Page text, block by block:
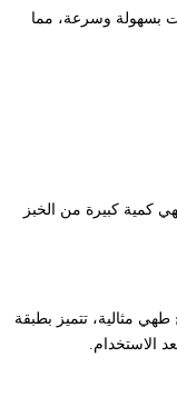
بسهولة وسرعة، مما
40 سم يسمح بطهي كمية كبيرة من الخبز
طهي مثالية، تتميز بطبقة
الاستخدام.